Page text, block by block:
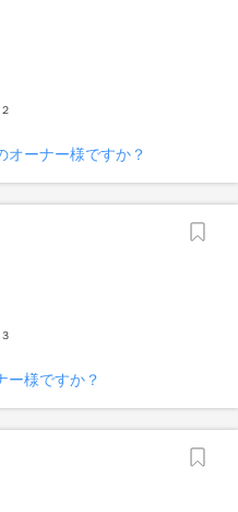
オーナー様ですか？
ー様ですか？